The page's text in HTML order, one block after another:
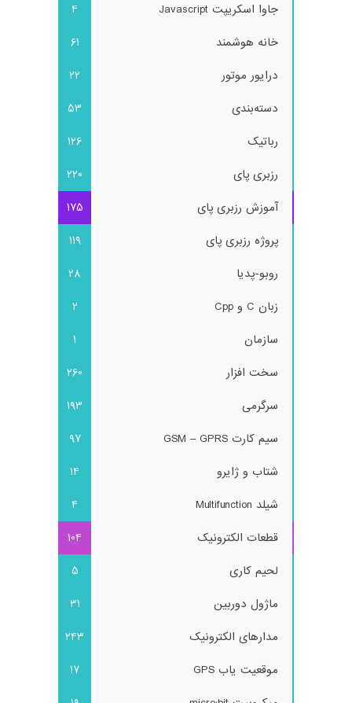
جاوا اسکریپت Javascript
4
خانه هوشمند
61
درایور موتور
22
دسته‌بندی
53
رباتیک
126
رزبری پای
220
آموزش رزبری پای
175
پروژه رزبری پای
119
روبو-پدیا
28
زبان C و Cpp
2
سازمان
1
سخت افزار
260
سرگرمی
193
سیم کارت GSM – GPRS
97
شتاب و ژایرو
14
شیلد Multifunction
4
قطعات الکترونیک
104
لحیم کاری
5
ماژول دوربین
31
مدارهای الکترونیک
243
موقعیت یاب GPS
17